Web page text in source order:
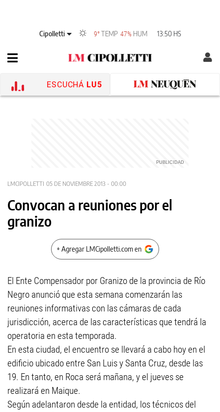
Cipolletti 9° TEMP 47% HUM 13:50 HS
ESCUCHÁ LU5
LMCIPOLLETTI 05 DE NOVIEMBRE 2013 - 00:00
Convocan a reuniones por el
granizo
+ Agregar LMCipolletti.com en
El Ente Compensador por Granizo de la provincia de Río
Negro anunció que esta semana comenzarán las
reuniones informativas con las cámaras de cada
jurisdicción, acerca de las características que tendrá la
operatoria en esta temporada.
En esta ciudad, el encuentro se llevará a cabo hoy en el
edificio ubicado entre San Luis y Santa Cruz, desde las
19. En tanto, en Roca será mañana, y el jueves se
realizará en Maique.
Según adelantaron desde la entidad, los técnicos del